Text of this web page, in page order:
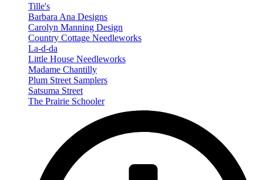
Tille's
Barbara Ana Designs
Carolyn Manning Design
Country Cottage Needleworks
La-d-da
Little House Needleworks
Madame Chantilly
Plum Street Samplers
Satsuma Street
The Prairie Schooler